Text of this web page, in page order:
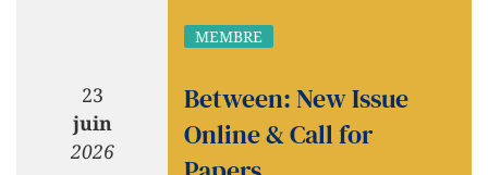
MEMBRE
23
juin
2026
Between: New Issue
Online & Call for